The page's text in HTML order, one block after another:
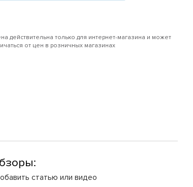
действительна только для интернет-магазина и может
от цен в розничных магазинах
статью или видео